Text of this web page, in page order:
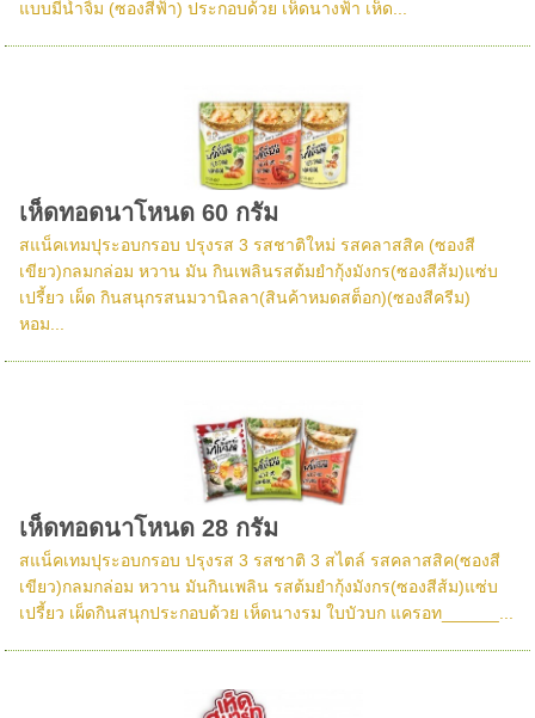
แบบมีน้ำจิ้ม (ซองสีฟ้า) ประกอบด้วย เห็ดนางฟ้า เห็ด...
เห็ดทอดนาโหนด 60 กรัม
สแน็คเทมปุระอบกรอบ ปรุงรส 3 รสชาติใหม่ รสคลาสสิค (ซองสี
เขียว)กลมกล่อม หวาน มัน กินเพลินรสต้มยำกุ้งมังกร(ซองสีส้ม)แซ่บ
เปรี้ยว เผ็ด กินสนุกรสนมวานิลลา(สินค้าหมดสต็อก)(ซองสีครีม)
หอม...
เห็ดทอดนาโหนด 28 กรัม
สแน็คเทมปุระอบกรอบ ปรุงรส 3 รสชาติ 3 สไตล์ รสคลาสสิค(ซองสี
เขียว)กลมกล่อม หวาน มันกินเพลิน รสต้มยำกุ้งมังกร(ซองสีส้ม)แซ่บ
เปรี้ยว เผ็ดกินสนุกประกอบด้วย เห็ดนางรม ใบบัวบก แครอท______...